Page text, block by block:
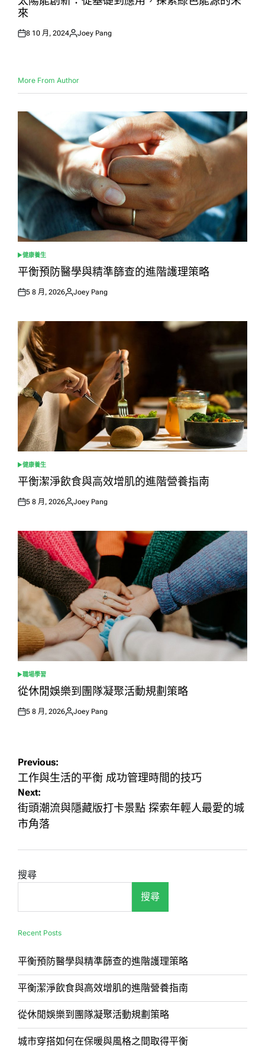
來
Posted
8 10 月, 2024
Posted
Joey Pang
More From Author
POSTED
IN
健康養生
平衡預防醫學與精準篩查的進階護理策略
Posted
5 8 月, 2026
Posted
Joey Pang
POSTED
IN
健康養生
平衡潔淨飲食與高效增肌的進階營養指南
Posted
5 8 月, 2026
Posted
Joey Pang
POSTED
IN
職場學習
從休閒娛樂到團隊凝聚活動規劃策略
Posted
5 8 月, 2026
Posted
Joey Pang
文
章
導
覽
Previous:
工作與生活的平衡 成功管理時間的技巧
Next:
街頭潮流與隱藏版打卡景點 探索年輕人最愛的城
市角落
搜尋
搜尋
Recent Posts
平衡預防醫學與精準篩查的進階護理策略
平衡潔淨飲食與高效增肌的進階營養指南
從休閒娛樂到團隊凝聚活動規劃策略
城市穿搭如何在保暖與風格之間取得平衡